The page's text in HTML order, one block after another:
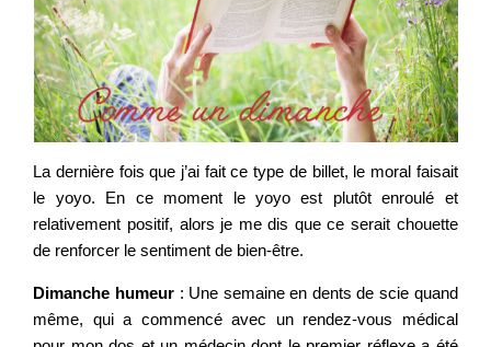
La dernière fois que j’ai fait ce type de billet, le moral faisait
le yoyo. En ce moment le yoyo est plutôt enroulé et
relativement positif, alors je me dis que ce serait chouette
de renforcer le sentiment de bien-être.
Dimanche humeur: Une semaine en dents de scie quand
même, qui a commencé avec un rendez-vous médical